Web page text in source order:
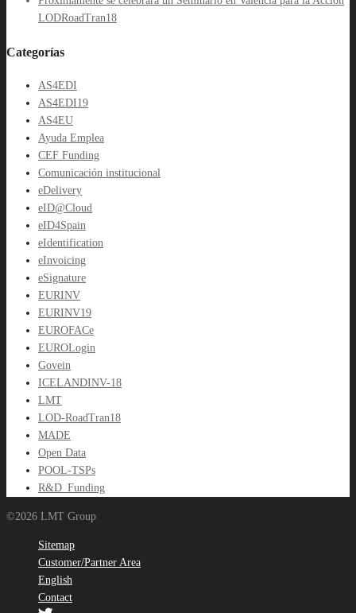
LODRoadTran18
Categorías
AS4EDI
AS4EDI19
AS4EU
Ayuda Emplea
CEF Funding
Comunicación institucional
eDelivery
eID@Cloud
eID4Spain
eIdentification
eInvoicing
eSignature
EURINV
EURINV19
EUROFACe
EUROLogin
Govein
ICELANDINV-18
LMT
LOD-RoadTran18
MADE
Open Data
POOL-TSPs
R&D_Funding
©2026 LMT Group
Sitemap
Customer/Partner Area
English
Contact